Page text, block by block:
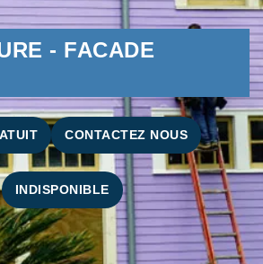
- FACADE
CONTACTEZ NOUS
INDISPONIBLE